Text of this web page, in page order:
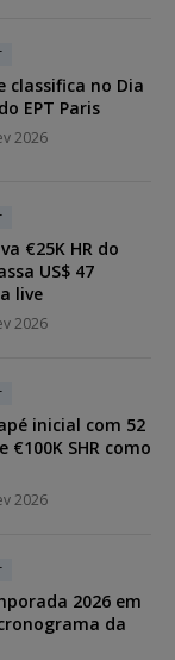
classifica no Dia
EPT Paris
2026
€25K HR do
US$ 47
live
2026
inicial com 52
€100K SHR como
2026
2026 em
da